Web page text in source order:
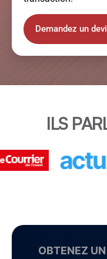
Demandez un
ILS
OBTENEZ